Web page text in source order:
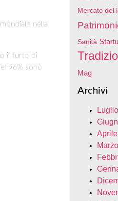
nella
il furto di
96% sono
Mercato del
Sanità
Mag
Archivi